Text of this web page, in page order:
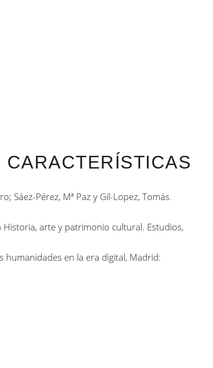
Sáez-Pérez, Mª Paz y Gil-Lopez, Tomás.
arte y patrimonio cultural. Estudios,
humanidades en la era digital, Madrid: